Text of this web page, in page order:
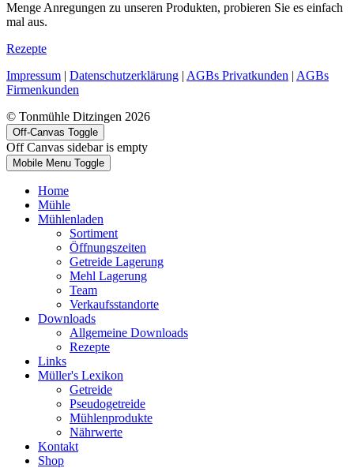
Menge Anregungen zu unseren Produkten, probieren Sie es einfach
mal aus.
Rezepte
Impressum | Datenschutzerklärung | AGBs Privatkunden | AGBs
Firmenkunden
© Tonmühle Ditzingen 2026
Off-Canvas Toggle
Off Canvas sidebar is empty
Mobile Menu Toggle
Home
Mühle
Mühlenladen
Sortiment
Öffnungszeiten
Getreide Lagerung
Mehl Lagerung
Team
Verkaufsstandorte
Downloads
Allgemeine Downloads
Rezepte
Links
Müller's Lexikon
Getreide
Pseudogetreide
Mühlenprodukte
Nährwerte
Kontakt
Shop